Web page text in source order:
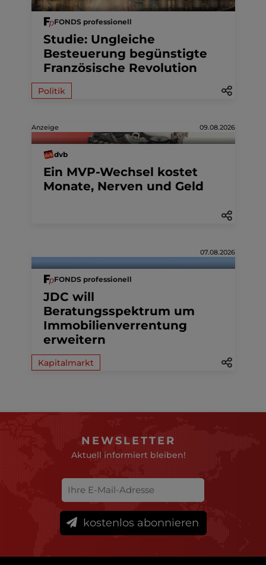
FONDS professionell
Studie: Ungleiche
Besteuerung begünstigte
Französische Revolution
Politik
Anzeige 09.08.2026
dvb
Ein MVP-Wechsel kostet
Monate, Nerven und Geld
07.08.2026
FONDS professionell
JDC will
Beratungsspektrum um
Immobilienverrentung
erweitern
Kapitalmarkt
NEWSLETTER
Aktuell informiert bleiben!
kostenlos abonnieren